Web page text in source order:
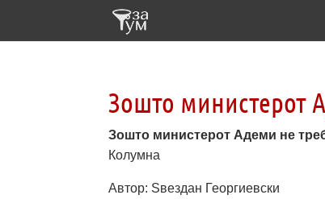
Зошто министерот
Зошто министерот Адеми не
Колумнa
Автор: Sвездан Георгиевски